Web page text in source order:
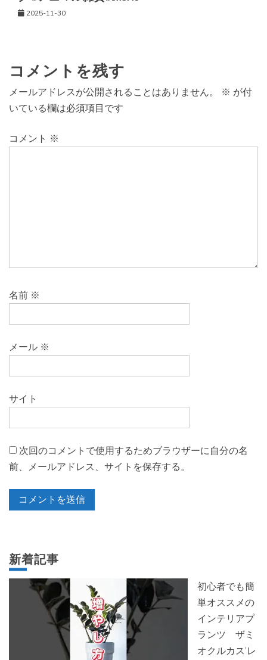
2025-11-30
コメントを残す
メールアドレスが公開されることはありません。 ※ が付
いている欄は必須項目です
コメント ※
名前 ※
メール ※
サイト
次回のコメントで使用するためブラウザーに自分の名
前、メールアドレス、サイトを保存する。
新着記事
初心者でも簡
単オススメの
インテリアプ
ランツ ザミ
オクルカス’レ